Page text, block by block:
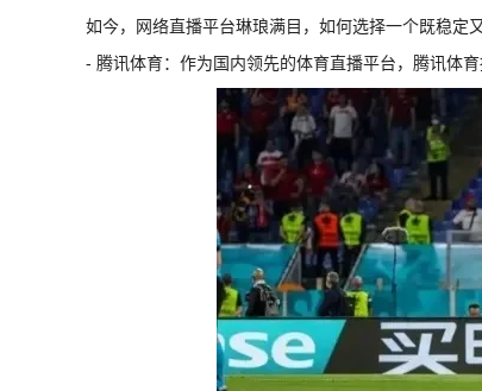
如今，网络直播平台琳琅满目，如何选择一个既稳定
- 腾讯体育：作为国内领先的体育直播平台，腾讯体